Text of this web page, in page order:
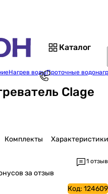
Каталог
Нагрев водыПроточные
Clage
Комплекты Характеристики
1 отзыв
за отзыв
Код: 124609